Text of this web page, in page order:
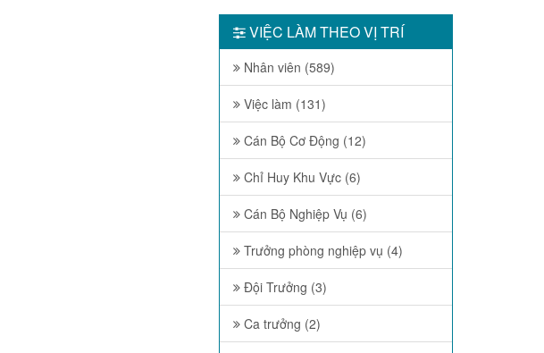
VIỆC LÀM THEO VỊ TRÍ
Nhân viên (589)
Việc làm (131)
Cán Bộ Cơ Động (12)
Chỉ Huy Khu Vực (6)
Cán Bộ Nghiệp Vụ (6)
Trưởng phòng nghiệp vụ (4)
Đội Trưởng (3)
Ca trưởng (2)